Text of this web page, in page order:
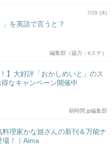
7/29 (水)
」を英語で言うと？
編集部（協力：eステ）
】大好評「おかしめいと」のス
なキャンペーン開催中
朝時間.jp編集部
料理家かな姐さんの新刊＆万能ナ
場！｜Aima